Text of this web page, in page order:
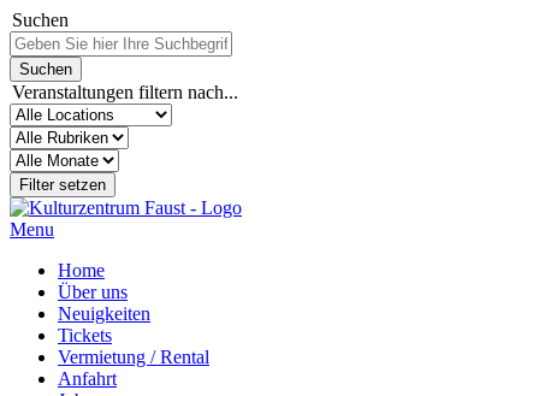
Suchen
Veranstaltungen filtern nach...
Menu
Home
Über uns
Neuigkeiten
Tickets
Vermietung / Rental
Anfahrt